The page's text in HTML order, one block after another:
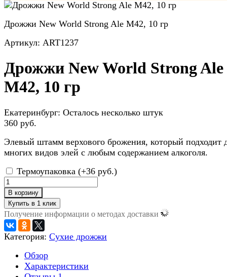
Дрожжи New World Strong Ale M42, 10 гр
Артикул: ART1237
Дрожжи New World Strong Ale
M42, 10 гр
Екатеринбург: Осталось несколько штук
360 руб.
Элевый штамм верхового брожения, который подходит
многих видов элей с любым содержанием алкоголя.
Термоупаковка (+36 руб.)
В корзину
Получение информации о методах доставки
Категория: Сухие дрожжи
Обзор
Характеристики